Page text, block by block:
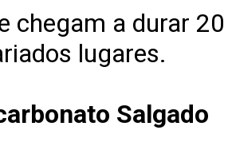
chegam a durar
lugares.
Salgado